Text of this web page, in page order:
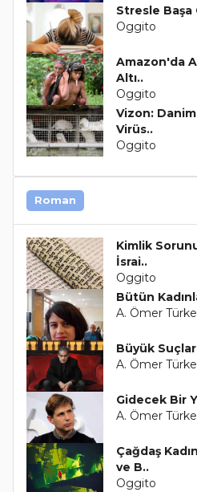
Stresle Başa
Oggito
Amazon'da
Altı..
Oggito
Vizon:
Virüs..
Oggito
Roman
Kimlik
İsrai..
Oggito
Bütün
A. Ömer
Büyük Suçlar
A. Ömer
Gidecek Bir
A. Ömer
Çağdaş
ve B..
Oggito